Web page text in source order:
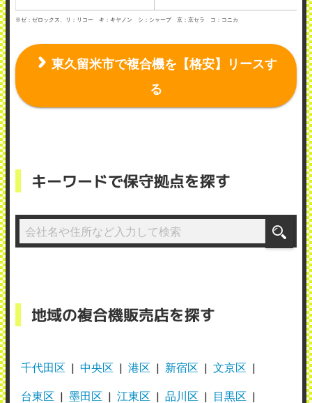
※ゼ：ゼロックス、リ：リコー キ：キヤノン シ：シャープ 京：京セラ コ：コニカ
東久留米市で複合機を【格安】リースす
る
キーワードで保守拠点を探す
地域の複合機販売店を探す
千代田区 中央区 港区 新宿区 文京区
台東区 墨田区 江東区 品川区 目黒区